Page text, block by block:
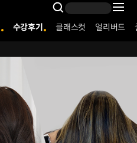
Search
수강후기 클래스컷 얼리버드